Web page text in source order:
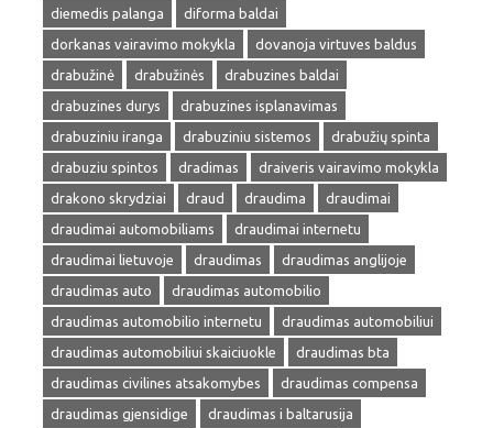
diemedis palanga
diforma baldai
dorkanas vairavimo mokykla
dovanoja virtuves baldus
drabužinė
drabužinės
drabuzines baldai
drabuzines durys
drabuzines isplanavimas
drabuziniu iranga
drabuziniu sistemos
drabužių spinta
drabuziu spintos
dradimas
draiveris vairavimo mokykla
drakono skrydziai
draud draudima
draudimai
draudimai automobiliams
draudimai internetu
draudimai lietuvoje
draudimas
draudimas anglijoje
draudimas auto
draudimas automobilio
draudimas automobilio internetu
draudimas automobiliui
draudimas automobiliui skaiciuokle
draudimas bta
draudimas civilines atsakomybes
draudimas compensa
draudimas gjensidige
draudimas i baltarusija